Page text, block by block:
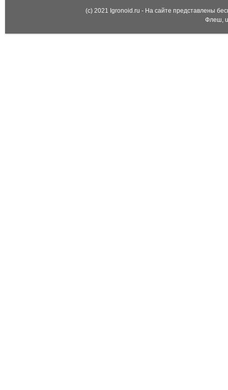
(c) 2021 Igronoid.ru - На сайте представлены
Флеш,